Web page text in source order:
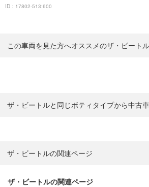
ID：17802-513:600
この車両を見た方へオススメのザ・ビート
ザ・ビートルと同じボティタイプから中古
ザ・ビートルの関連ページ
ザ・ビートルの関連ページ